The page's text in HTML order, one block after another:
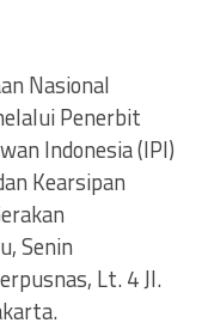
Nasional
Penerbit
Indonesia (IPI)
Kearsipan
Senin
Lt. 4 Jl.